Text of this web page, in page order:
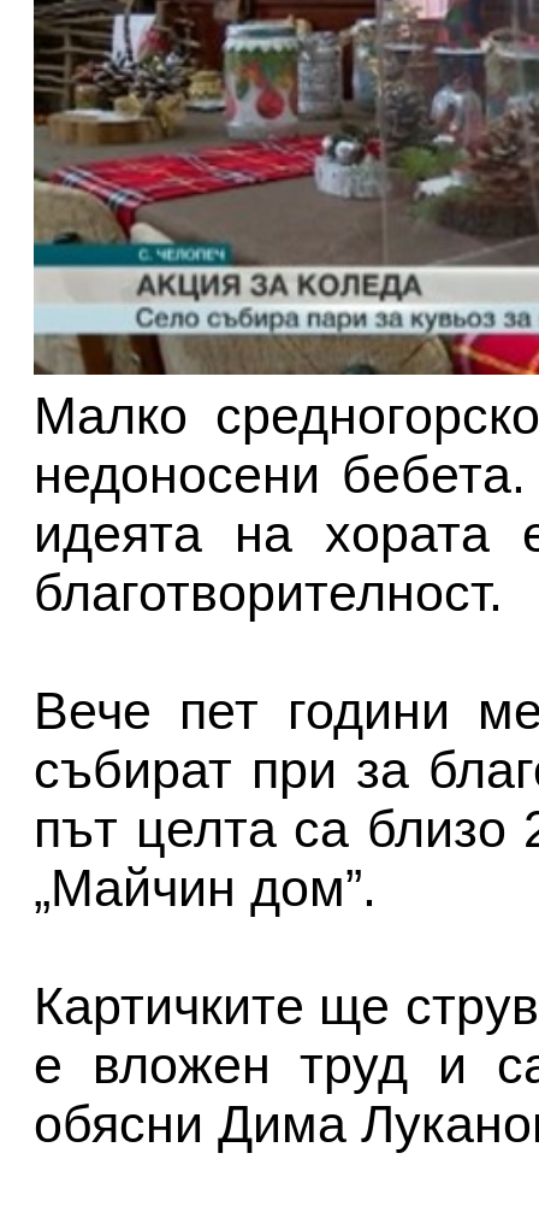
Малко
недоносени
идеята на хората
благотворителност.
Вече пет години
събират при за
път целта са близо
„Майчин дом”.
Картичките ще
е вложен труд и са
обясни Дима